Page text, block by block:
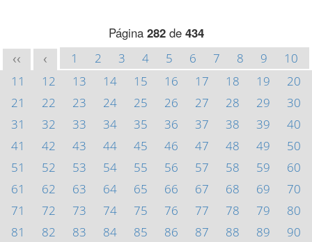
Página 282de 434
<< < 1 2 3 4 5 6 7 8 9
10
11
12 13 14 15 16 17 18 19
20
21
22 23 24 25 26 27 28 29
30
31
32 33 34 35 36 37 38 39
40
41
42 43 44 45 46 47 48 49
50
51
52 53 54 55 56 57 58 59
60
61
62 63 64 65 66 67 68 69
70
71
72 73 74 75 76 77 78 79
80
81
82 83 84 85 86 87 88 89
90